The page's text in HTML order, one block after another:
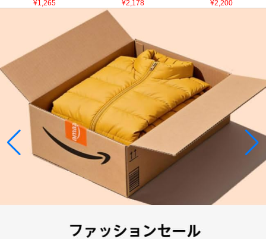
¥1,265 ¥2,178 ¥2,200